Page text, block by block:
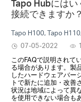
Tapo Hubには
接続できますか？
Tapo H100, Tapo
07-05-2022
このFAQで説明されて
る場合があります。製
したハードウェアバー
トで新たに追加・改善
状況は地域によって異
を使用できない場合も